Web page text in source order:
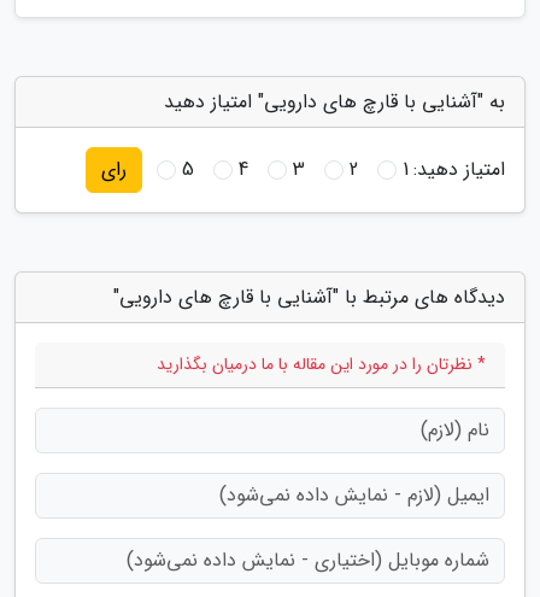
به "آشنایی با قارچ های دارویی" امتیاز دهید
امتیاز دهید:1
2
3
4
5 رای
دیدگاه های مرتبط با "آشنایی با قارچ های دارویی"
* نظرتان را در مورد این مقاله با ما درمیان بگذارید